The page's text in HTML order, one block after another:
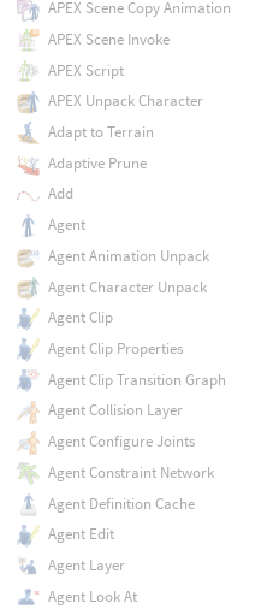
APEX Scene Copy Animation
APEX Scene Invoke
APEX Script
APEX Unpack Character
Adapt to Terrain
Adaptive Prune
Add
Agent
Agent Animation Unpack
Agent Character Unpack
Agent Clip
Agent Clip Properties
Agent Clip Transition Graph
Agent Collision Layer
Agent Configure Joints
Agent Constraint Network
Agent Definition Cache
Agent Edit
Agent Layer
Agent Look At